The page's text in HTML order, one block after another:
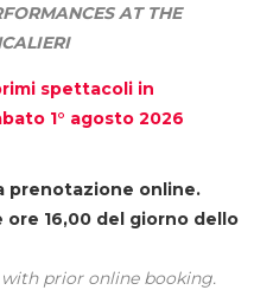
AT THE
spettacoli in
1° agosto 2026
prenotazione online.
16,00 del giorno dello
with prior online booking.